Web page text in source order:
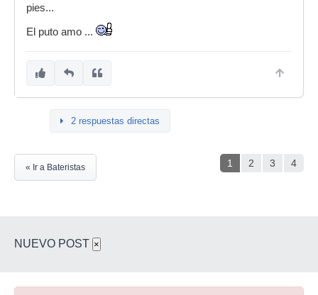
pies...
El puto amo ...
2 respuestas directas
1 2 3 4
« Ir a Bateristas
NUEVO POST ×